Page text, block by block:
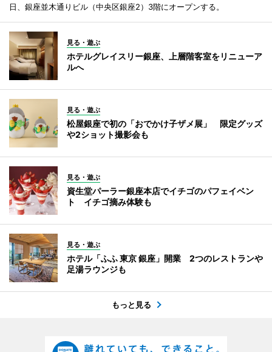
日、銀座並木通りビル（中央区銀座2）3階にオープンする。
見る・遊ぶ
ホテルグレイスリー銀座、上層階客室をリニューア
ルへ
見る・遊ぶ
松屋銀座で初の「おでかけ子ザメ展」 限定グッズ
や2ショット撮影会も
見る・遊ぶ
資生堂パーラー銀座本店でイチゴのパフェイベン
ト イチゴ摘み体験も
見る・遊ぶ
ホテル「ふふ 東京 銀座」開業 2つのレストランや
足湯ラウンジも
もっと見る